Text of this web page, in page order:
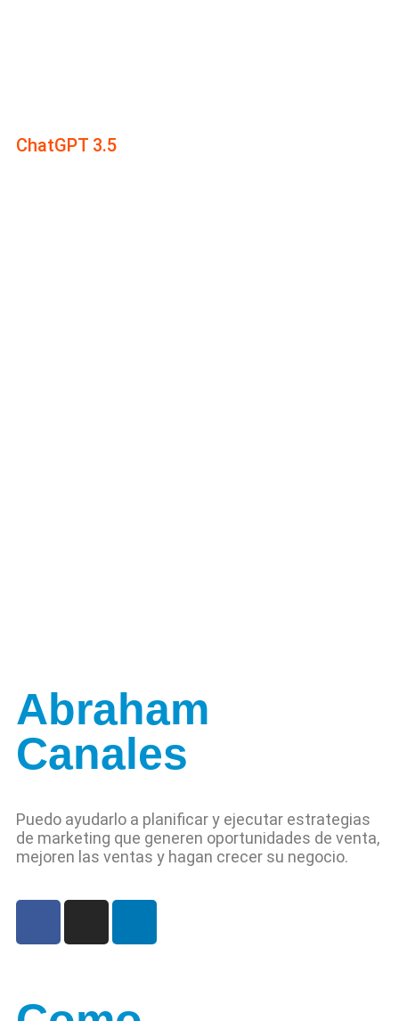
ChatGPT 3.5
Abraham
Canales
Puedo ayudarlo a planificar y ejecutar estrategias
de marketing que generen oportunidades de venta,
mejoren las ventas y hagan crecer su negocio.